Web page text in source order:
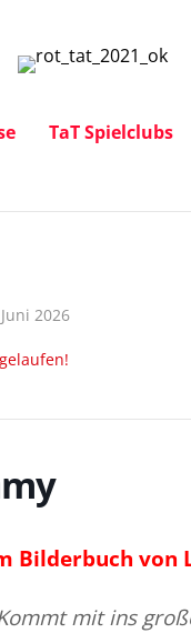
TaT Spielclubs
2026
Bilderbuch von
mit ins